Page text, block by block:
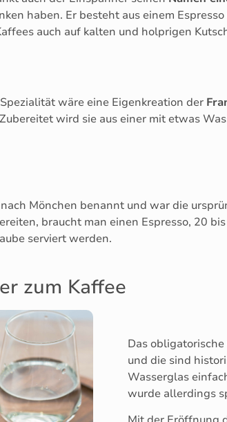
haben. Er besteht aus einem
auch auf kalten und holprigen
wäre eine Eigenkreation der
wird sie aus einer mit etwas
Mönchen benannt und war die
braucht man einen Espresso, 20
serviert werden.
zum Kaffee
Das
und die sind
Wasserglas
wurde allerdings